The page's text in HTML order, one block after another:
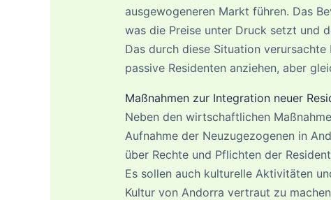
ausgewogeneren Markt führen. Das
was die Preise unter Druck setzt und
Das durch diese Situation
passive Residenten anziehen, aber
Maßnahmen zur Integration neuer
Neben den wirtschaftlichen
Aufnahme der Neuzugezogenen in
über Rechte und Pflichten der
Es sollen auch kulturelle Aktivitäten
Kultur von Andorra vertraut zu